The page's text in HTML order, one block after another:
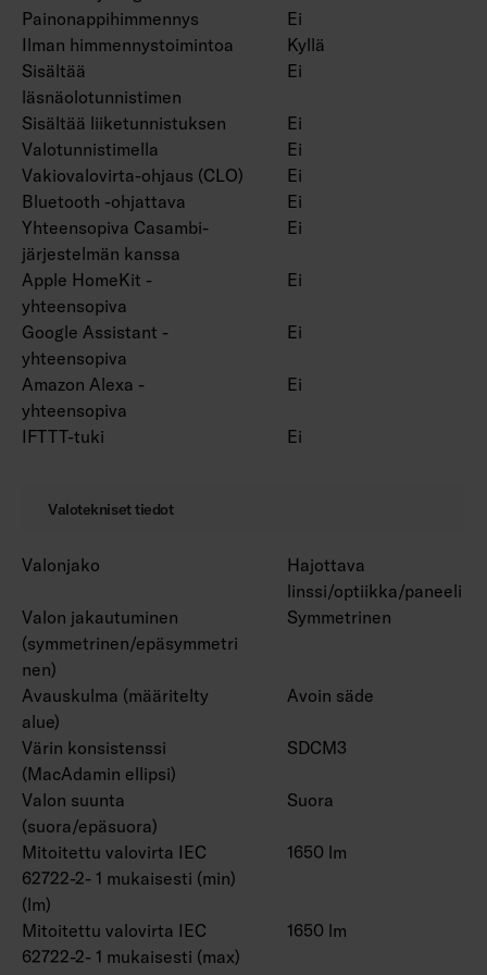
Painonappihimmennys
Ei
Ilman himmennystoimintoa
Kyllä
Sisältää
läsnäolotunnistimen
Ei
Sisältää liiketunnistuksen
Ei
Valotunnistimella
Ei
Vakiovalovirta-ohjaus (CLO)
Ei
Bluetooth -ohjattava
Ei
Yhteensopiva Casambi-
järjestelmän kanssa
Ei
Apple HomeKit -
yhteensopiva
Ei
Google Assistant -
yhteensopiva
Ei
Amazon Alexa -
yhteensopiva
Ei
IFTTT-tuki Ei
Valotekniset tiedot
Valonjako
Hajottava
linssi/optiikka/paneeli
Valon jakautuminen
(symmetrinen/epäsymmetri
nen)
Symmetrinen
Avauskulma (määritelty
alue)
Avoin säde
Värin konsistenssi
(MacAdamin ellipsi)
SDCM3
Valon suunta
(suora/epäsuora)
Suora
Mitoitettu valovirta IEC
62722-2- 1 mukaisesti (min)
(lm)
1650 lm
Mitoitettu valovirta IEC
62722-2- 1 mukaisesti (max)
1650 lm